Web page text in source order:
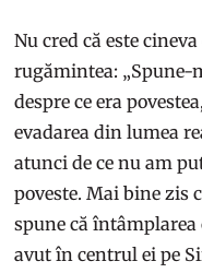
Nu cred că este
rugămintea: „Spune-
despre ce era
evadarea din lumea
atunci de ce nu am
poveste. Mai bine zis
spune că
avut în centrul ei pe